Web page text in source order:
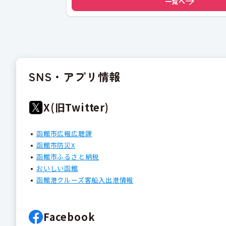
SNS・アプリ情報
X(旧Twitter)
函館市広報広聴課
函館市防災X
函館市ふるさと納税
おいしい函館
函館港クルーズ客船入出港情報
Facebook